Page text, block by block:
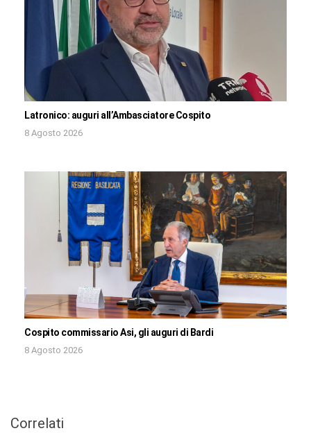
Latronico: auguri all’Ambasciatore Cospito
8 Agosto 2026
Cospito commissario Asi, gli auguri di Bardi
8 Agosto 2026
Correlati